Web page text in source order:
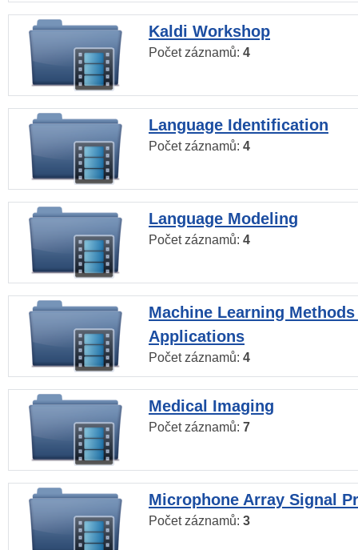
Kaldi Workshop
Počet záznamů: 4
Language Identification
Počet záznamů: 4
Language Modeling
Počet záznamů: 4
Machine Learning
Applications
Počet záznamů: 4
Medical Imaging
Počet záznamů: 7
Microphone Array Signal
Počet záznamů: 3